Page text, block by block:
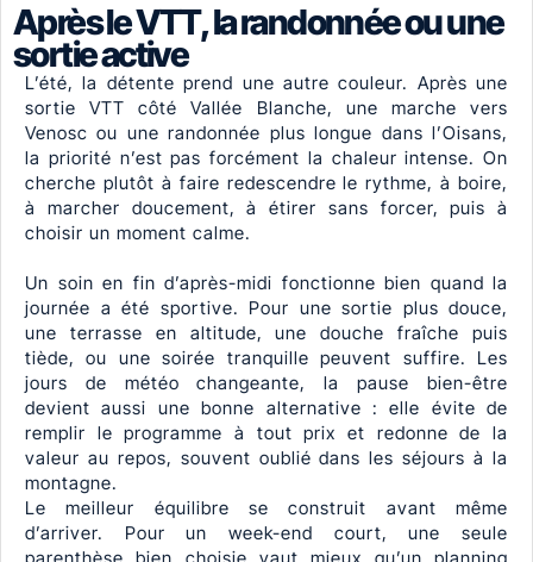
Après le VTT, la randonnée ou une
sortie active
L’été, la détente prend une autre couleur. Après une
sortie VTT côté Vallée Blanche, une marche vers
Venosc ou une randonnée plus longue dans l’Oisans,
la priorité n’est pas forcément la chaleur intense. On
cherche plutôt à faire redescendre le rythme, à boire,
à marcher doucement, à étirer sans forcer, puis à
choisir un moment calme.
Un soin en fin d’après-midi fonctionne bien quand la
journée a été sportive. Pour une sortie plus douce,
une terrasse en altitude, une douche fraîche puis
tiède, ou une soirée tranquille peuvent suffire. Les
jours de météo changeante, la pause bien-être
devient aussi une bonne alternative : elle évite de
remplir le programme à tout prix et redonne de la
valeur au repos, souvent oublié dans les séjours à la
montagne.
Le meilleur équilibre se construit avant même
d’arriver. Pour un week-end court, une seule